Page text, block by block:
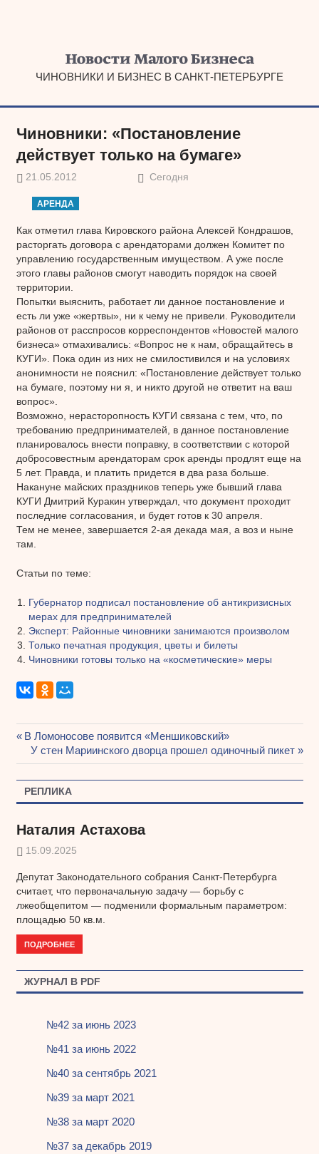
ЧИНОВНИКИ И БИЗНЕС В САНКТ-ПЕТЕРБУРГЕ
Чиновники: «Постановление
действует только на бумаге»
21.05.2012 Сегодня
АРЕНДА
Как отметил глава Кировского района Алексей Кондрашов,
расторгать договора с арендаторами должен Комитет по
управлению государственным имуществом. А уже после
этого главы районов смогут наводить порядок на своей
территории.
Попытки выяснить, работает ли данное постановление и
есть ли уже «жертвы», ни к чему не привели. Руководители
районов от расспросов корреспондентов «Новостей малого
бизнеса» отмахивались: «Вопрос не к нам, обращайтесь в
КУГИ». Пока один из них не смилостивился и на условиях
анонимности не пояснил: «Постановление действует только
на бумаге, поэтому ни я, и никто другой не ответит на ваш
вопрос».
Возможно, нерасторопность КУГИ связана с тем, что, по
требованию предпринимателей, в данное постановление
планировалось внести поправку, в соответствии с которой
добросовестным арендаторам срок аренды продлят еще на
5 лет. Правда, и платить придется в два раза больше.
Накануне майских праздников теперь уже бывший глава
КУГИ Дмитрий Куракин утверждал, что документ проходит
последние согласования, и будет готов к 30 апреля.
Тем не менее, завершается 2-ая декада мая, а воз и ныне
там.
Статьи по теме:
Губернатор подписал постановление об антикризисных
мерах для предпринимателей
Эксперт: Районные чиновники занимаются произволом
Только печатная продукция, цветы и билеты
Чиновники готовы только на «косметические» меры
Навигация
записям
Предыдущая
запись:
В Ломоносове появится «Меншиковский»
Следующая
запись:
У стен Мариинского дворца прошел одиночный пикет
РЕПЛИКА
Наталия Астахова
15.09.2025
Депутат Законодательного собрания Санкт-Петербурга
считает, что первоначальную задачу — борьбу с
лжеобщепитом — подменили формальным параметром:
площадью 50 кв.м.
ПОДРОБНЕЕ
ЖУРНАЛ В PDF
№42 за июнь 2023
№41 за июнь 2022
№40 за сентябрь 2021
№39 за март 2021
№38 за март 2020
№37 за декабрь 2019